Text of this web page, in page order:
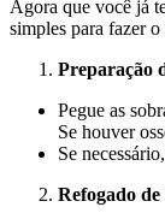
Agora que você já
simples para fazer
Preparação
Pegue as
Se houver
Se
Refogado de